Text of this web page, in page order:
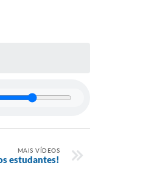
MAIS VÍDEOS
estudantes!